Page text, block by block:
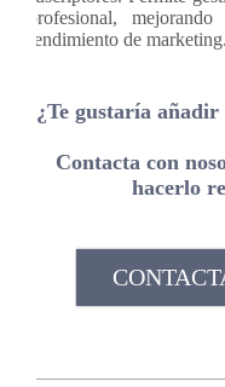
profesional,
rendimiento de marketing.
¿Te gustaría
Contacta con
hacerlo